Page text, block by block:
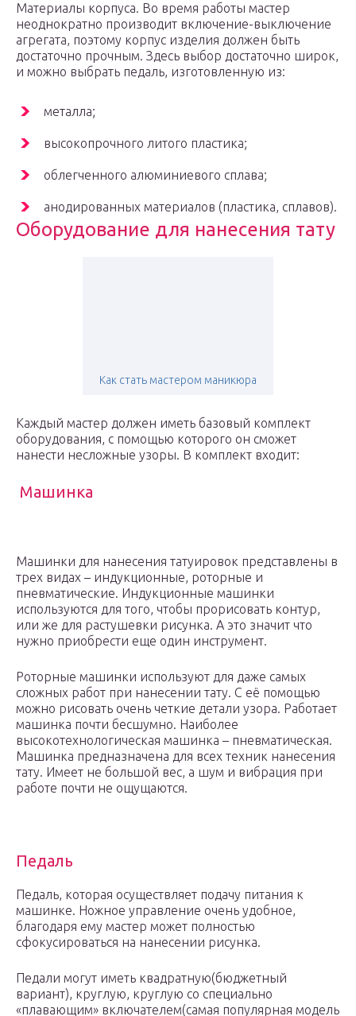
Материалы корпуса. Во время работы мастер
неоднократно производит включение-выключение
агрегата, поэтому корпус изделия должен быть
достаточно прочным. Здесь выбор достаточно широк,
и можно выбрать педаль, изготовленную из:
металла;
высокопрочного литого пластика;
облегченного алюминиевого сплава;
анодированных материалов (пластика, сплавов).
Оборудование для нанесения тату
Как стать мастером маникюра
Каждый мастер должен иметь базовый комплект
оборудования, с помощью которого он сможет
нанести несложные узоры. В комплект входит:
Машинка
Машинки для нанесения татуировок представлены в
трех видах – индукционные, роторные и
пневматические. Индукционные машинки
используются для того, чтобы прорисовать контур,
или же для растушевки рисунка. А это значит что
нужно приобрести еще один инструмент.
Роторные машинки используют для даже самых
сложных работ при нанесении тату. С её помощью
можно рисовать очень четкие детали узора. Работает
машинка почти бесшумно. Наиболее
высокотехнологическая машинка – пневматическая.
Машинка предназначена для всех техник нанесения
тату. Имеет не большой вес, а шум и вибрация при
работе почти не ощущаются.
Педаль
Педаль, которая осуществляет подачу питания к
машинке. Ножное управление очень удобное,
благодаря ему мастер может полностью
сфокусироваться на нанесении рисунка.
Педали могут иметь квадратную(бюджетный
вариант), круглую, круглую со специально
«плавающим» включателем(самая популярная модель